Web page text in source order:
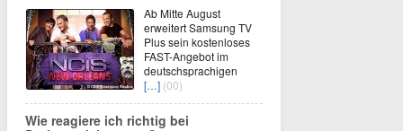
Ab Mitte August
erweitert Samsung TV
Plus sein kostenloses
FAST-Angebot im
deutschsprachigen
[…] (00)
Wie reagiere ich richtig bei